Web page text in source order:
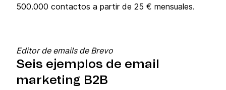
500.000 contactos a partir de 25 € mensuales.
Editor de emails de Brevo
Seis ejemplos de email
marketing B2B